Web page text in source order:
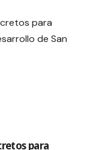
para